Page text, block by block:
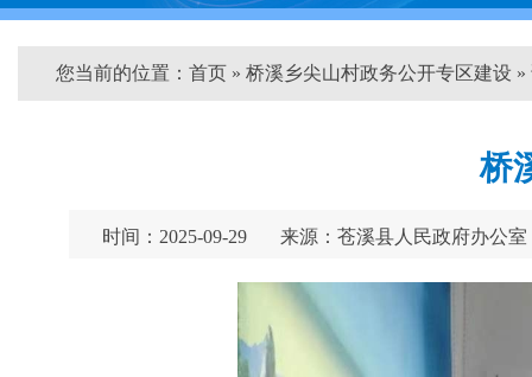
您当前的位置： 首页 » 桥溪乡尖山村政务公开专区建设 »
桥
时间：2025-09-29 来源：苍溪县人民政府办公室